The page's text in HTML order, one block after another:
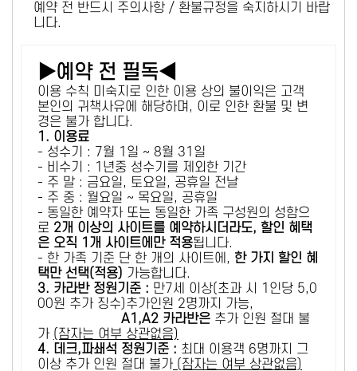
예약 전 반드시 주의사항 / 환불규정을 숙지하시기 바랍
니다.
▶예약 전 필독◀
이용 수칙 미숙지로 인한 이용 상의 불이익은 고객
본인의 귀책사유에 해당하며, 이로 인한 환불 및 변
경은 불가 합니다.
1. 이용료
- 성수기 : 7월 1일 ~ 8월 31일
- 비수기 : 1년중 성수기를 제외한 기간
- 주 말 : 금요일, 토요일, 공휴일 전날
- 주 중 : 월요일 ~ 목요일, 공휴일
- 동일한 예약자 또는 동일한 가족 구성원의 성함으
로 2개 이상의 사이트를 예약하시더라도, 할인 혜택
은 오직 1개 사이트에만 적용됩니다.
- 한 가족 기준 단 한 개의 사이트에, 한 가지 할인 혜
택만 선택(적용) 가능합니다.
3. 카라반 정원기준 : 만7세 이상(초과 시 1인당 5,0
00원 추가 징수)추가인원 2명까지 가능,
A1,A2 카라반은 추가 인원 절대 불
가 (잠자는 여부 상관없음)
4. 데크,파쇄석 정원기준 : ​최대 이용객 6명까지 그
이상 추가 인원 절대 불가 (잠자는 여부 상관없음)